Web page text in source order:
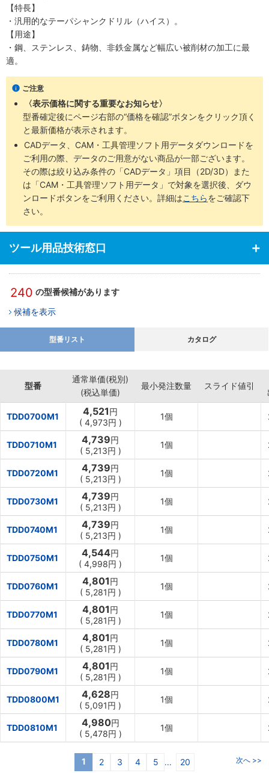
【特長】
・汎用的なテーパシャンクドリル（ハイス）。
【用途】
・鋼、ステンレス、鋳物、非鉄金属など幅広い被削材の加工に最
適。
ご注意
〈表示価格に関する重要なお知らせ〉
型番確定後にページ右部の“価格を確認”ボタンをクリック頂く
と最新価格が表示されます。
CADデータ、CAM・工具管理ソフト用データダウンロードを
ご利用の際、データのご用意がない商品が一部ございます。
その際は絞り込み条件の「CADデータ」項目（2D/3D）また
は「CAM・工具管理ソフト用データ」で対象を選択後、ダウ
ンロードボタンをご利用ください。詳細はこちらをご確認下
さい。
ツール用品技術窓口
240 の型番候補があります
候補を表示
型番リスト カタログ
型番
通常単価(税別)
(税込単価)
最小発注数量 スライド値引
TDD0700M1 4,521円
( 4,973円 )
1個
TDD0710M1 4,739円
( 5,213円 )
1個
TDD0720M1 4,739円
( 5,213円 )
1個
TDD0730M1 4,739円
( 5,213円 )
1個
TDD0740M1 4,739円
( 5,213円 )
1個
TDD0750M1 4,544円
( 4,998円 )
1個
TDD0760M1 4,801円
( 5,281円 )
1個
TDD0770M1 4,801円
( 5,281円 )
1個
TDD0780M1 4,801円
( 5,281円 )
1個
TDD0790M1 4,801円
( 5,281円 )
1個
TDD0800M1 4,628円
( 5,091円 )
1個
TDD0810M1 4,980円
( 5,478円 )
1個
1 2 3 4 5 ... 20 次へ >>